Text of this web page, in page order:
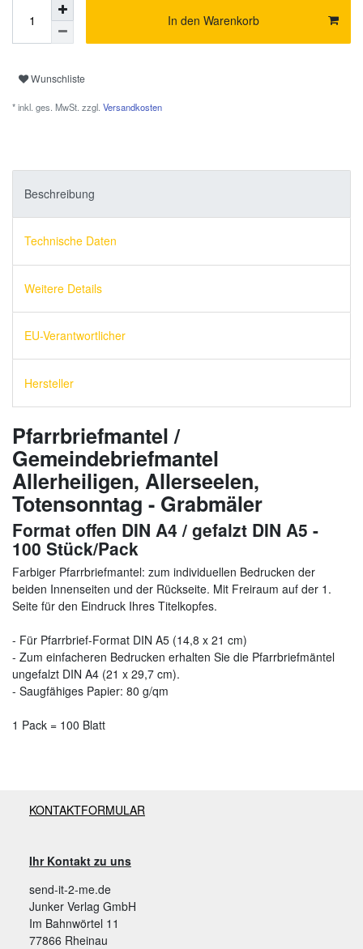
In den Warenkorb
Wunschliste
* inkl. ges. MwSt. zzgl. Versandkosten
Beschreibung
Technische Daten
Weitere Details
EU-Verantwortlicher
Hersteller
Pfarrbriefmantel /
Gemeindebriefmantel
Allerheiligen, Allerseelen,
Totensonntag - Grabmäler
Format offen DIN A4 / gefalzt DIN A5 -
100 Stück/Pack
Farbiger Pfarrbriefmantel: zum individuellen Bedrucken der
beiden Innenseiten und der Rückseite. Mit Freiraum auf der 1.
Seite für den Eindruck Ihres Titelkopfes.
- Für Pfarrbrief-Format DIN A5 (14,8 x 21 cm)
- Zum einfacheren Bedrucken erhalten Sie die Pfarrbriefmäntel
ungefalzt DIN A4 (21 x 29,7 cm).
- Saugfähiges Papier: 80 g/qm
1 Pack = 100 Blatt
KONTAKTFORMULAR
Ihr Kontakt zu uns
send-it-2-me.de
Junker Verlag GmbH
Im Bahnwörtel 11
77866 Rheinau